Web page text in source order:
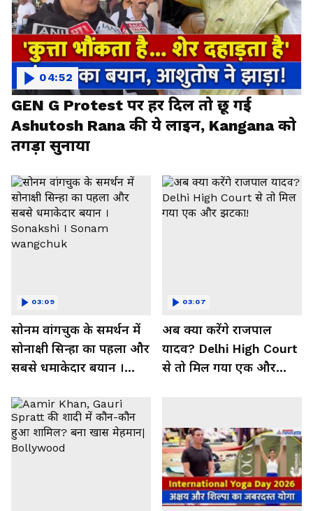
GEN G Protest पर हर दिल तो छू गई
Ashutosh Rana की ये लाइन, Kangana को
तगड़ा सुनाया
04:52
सोनम वांगचुक के समर्थन में
सोनाक्षी सिन्हा का पहला और
सबसे धमाकेदार बयान ।
wangchuk
03:09
अब क्या करेंगे राजपाल
यादव? Delhi High Court
से तो मिल गया एक और
03:07